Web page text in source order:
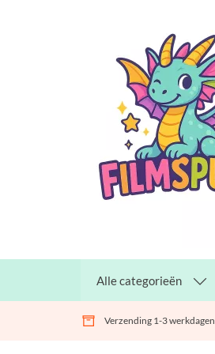
Alle categorieën
Verzending 1-3 werkdagen